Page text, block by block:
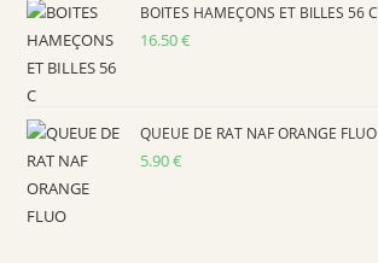
BOITES HAMEÇONS ET BILLES 56 C
16.50€
QUEUE DE RAT NAF ORANGE FLUO
5.90€